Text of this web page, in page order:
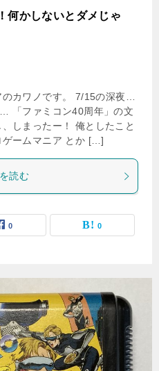
何かしないとダメじゃ
カワノです。 7/15の深夜…
「ファミコン40周年」の文
しまったー！ 俺としたこと
ームマニア とか […]
読む
0 0